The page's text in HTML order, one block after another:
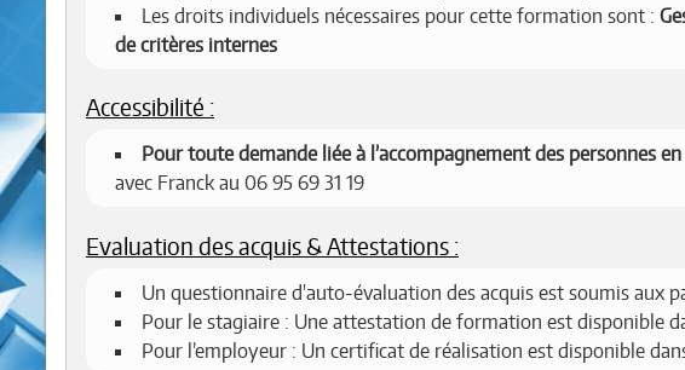
Les droits individuels nécessaires pour cette formation sont :
de critères internes
Accessibilité :
Pour toute demande liée à l’accompagnement des personnes
avec Franck au 06 95 69 31 19
Evaluation des acquis & Attestations :
Un questionnaire d'auto-évaluation des acquis est soumis aux
Pour le stagiaire : Une attestation de formation est disponible
Pour l’employeur : Un certificat de réalisation est disponible